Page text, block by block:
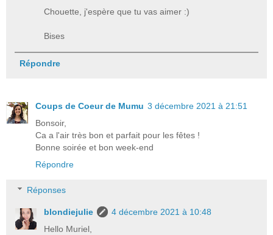
Chouette, j'espère que tu vas aimer :)
Bises
Répondre
Coups de Coeur de Mumu 3 décembre 2021 à 21:51
Bonsoir,
Ca a l'air très bon et parfait pour les fêtes !
Bonne soirée et bon week-end
Répondre
Réponses
blondiejulie
4 décembre 2021 à 10:48
Hello Muriel,